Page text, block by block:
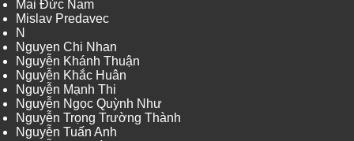
Mai Đức Nam
Mislav Predavec
N
Nguyen Chi Nhan
Nguyễn Khánh Thuận
Nguyễn Khắc Huân
Nguyễn Mạnh Thi
Nguyễn Ngọc Quỳnh Như
Nguyễn Trọng Trường Thành
Nguyễn Tuấn Anh